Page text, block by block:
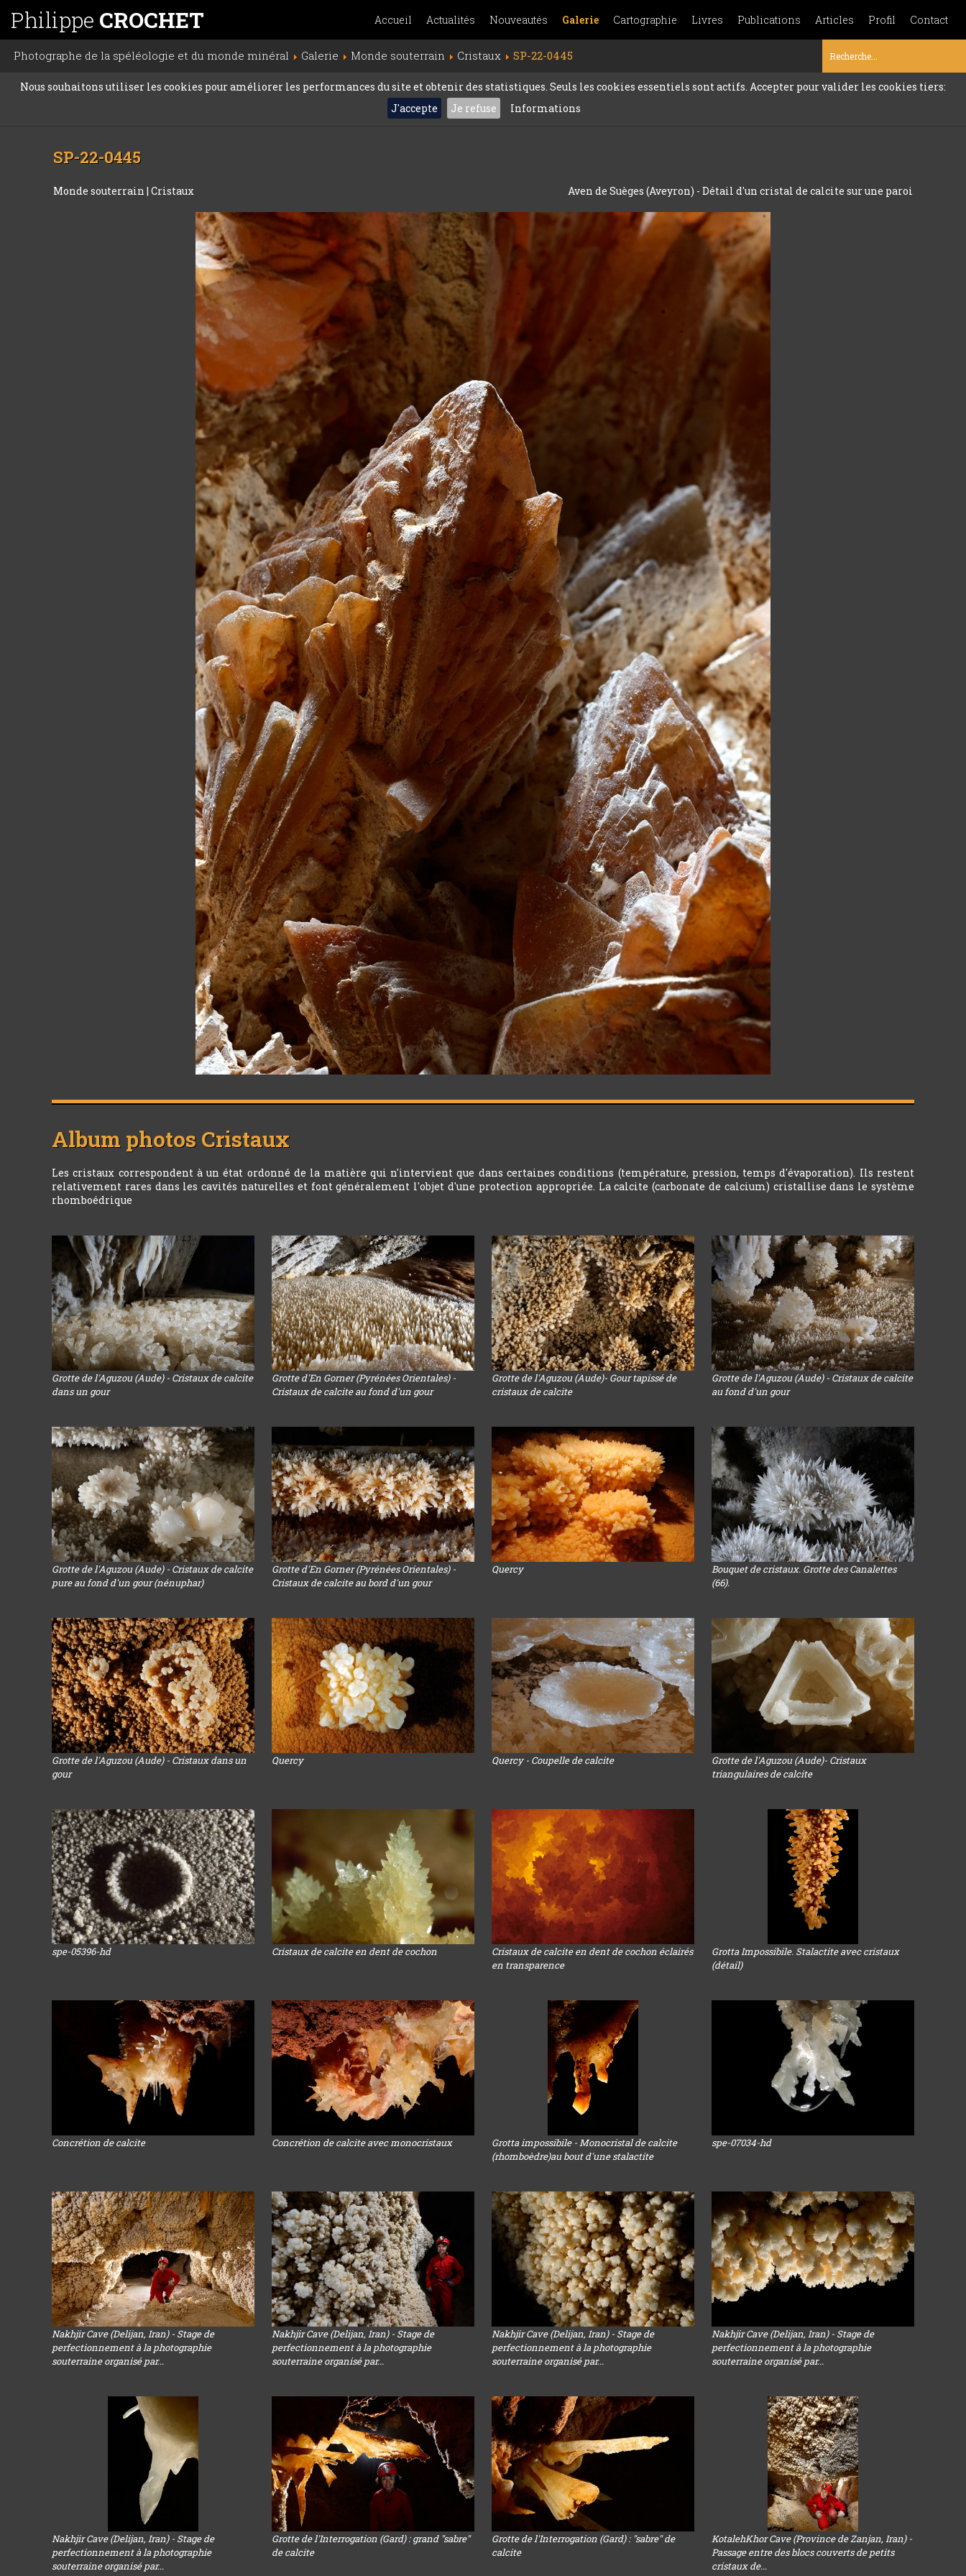
Philippe CROCHET Accueil Actualités Nouveautés Galerie Cartographie Livres Publications Articles Profil Contact
Photographe de la spéléologie et du monde minéral Galerie Monde souterrain Cristaux SP-22-0445
Nous souhaitons utiliser les cookies pour améliorer les performances du site et obtenir des statistiques. Seuls les cookies essentiels sont actifs. Accepter pour valider les cookies tiers:
J'accepte
Je refuse Informations
SP-22-0445
Monde souterrain|Cristaux Aven de Suèges (Aveyron) - Détail d'un cristal de calcite sur une paroi
Album photos Cristaux
Les cristaux correspondent à un état ordonné de la matière qui n'intervient que dans certaines conditions (température, pression, temps d'évaporation). Ils restent
relativement rares dans les cavités naturelles et font généralement l'objet d'une protection appropriée. La calcite (carbonate de calcium) cristallise dans le système
rhomboédrique
Grotte de l'Aguzou (Aude) - Cristaux de calcite
dans un gour
Grotte d'En Gorner (Pyrénées Orientales) -
Cristaux de calcite au fond d'un gour
Grotte de l'Aguzou (Aude)- Gour tapissé de
cristaux de calcite
Grotte de l'Aguzou (Aude) - Cristaux de calcite
au fond d'un gour
Grotte de l'Aguzou (Aude) - Cristaux de calcite
pure au fond d'un gour (nénuphar)
Grotte d'En Gorner (Pyrénées Orientales) -
Cristaux de calcite au bord d'un gour
Quercy
Bouquet de cristaux. Grotte des Canalettes
(66).
Grotte de l'Aguzou (Aude) - Cristaux dans un
gour
Quercy Quercy - Coupelle de calcite
Grotte de l'Aguzou (Aude)- Cristaux
triangulaires de calcite
spe-05396-hd Cristaux de calcite en dent de cochon
Cristaux de calcite en dent de cochon éclairés
en transparence
Grotta Impossibile. Stalactite avec cristaux
(détail)
Concrétion de calcite Concrétion de calcite avec monocristaux
Grotta impossibile - Monocristal de calcite
(rhomboèdre)au bout d'une stalactite
spe-07034-hd
Nakhjir Cave (Delijan, Iran) - Stage de
perfectionnement à la photographie
souterraine organisé par...
Nakhjir Cave (Delijan, Iran) - Stage de
perfectionnement à la photographie
souterraine organisé par...
Nakhjir Cave (Delijan, Iran) - Stage de
perfectionnement à la photographie
souterraine organisé par...
Nakhjir Cave (Delijan, Iran) - Stage de
perfectionnement à la photographie
souterraine organisé par...
Nakhjir Cave (Delijan, Iran) - Stage de
perfectionnement à la photographie
souterraine organisé par...
Grotte de l'Interrogation (Gard) : grand "sabre"
de calcite
Grotte de l'Interrogation (Gard) : "sabre" de
calcite
KotalehKhor Cave (Province de Zanjan, Iran) -
Passage entre des blocs couverts de petits
cristaux de...